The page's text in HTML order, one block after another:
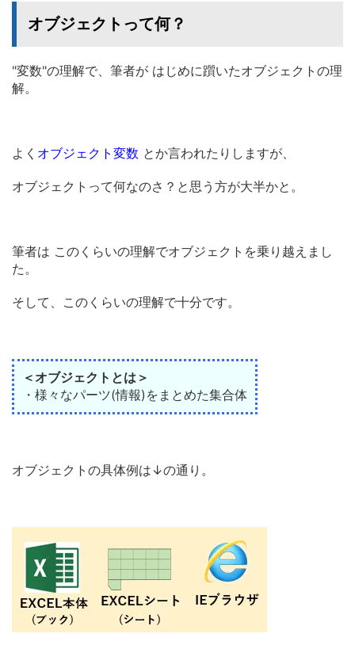
オブジェクトって何？
"変数"の理解で、筆者が はじめに躓いたオブジェクトの理
解。
よく オブジェクト変数 とか言われたりしますが、
オブジェクトって何なのさ？と思う方が大半かと。
筆者は このくらいの理解でオブジェクトを乗り越えまし
た。
そして、このくらいの理解で十分です。
＜ オブジェクトとは ＞
・様々なパーツ(情報)をまとめた集合体
オブジェクトの具体例は↓の通り。